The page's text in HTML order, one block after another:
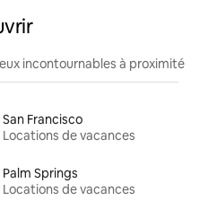
incontournables à proximité
San Francisco
Locations de vacances
Palm Springs
Locations de vacances